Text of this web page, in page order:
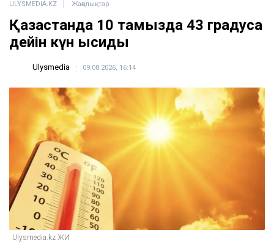
ULYSMEDIA.KZ Жаңалықтар
Қазақстанда 10 тамызда 43 градусқа
дейін күн ысиды
Ulysmedia 09.08.2026, 16:14
Ulysmedia.kz ЖИ